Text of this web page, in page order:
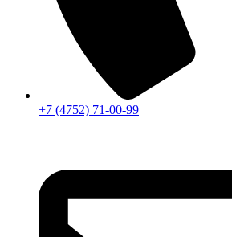
+7 (4752) 71-00-99